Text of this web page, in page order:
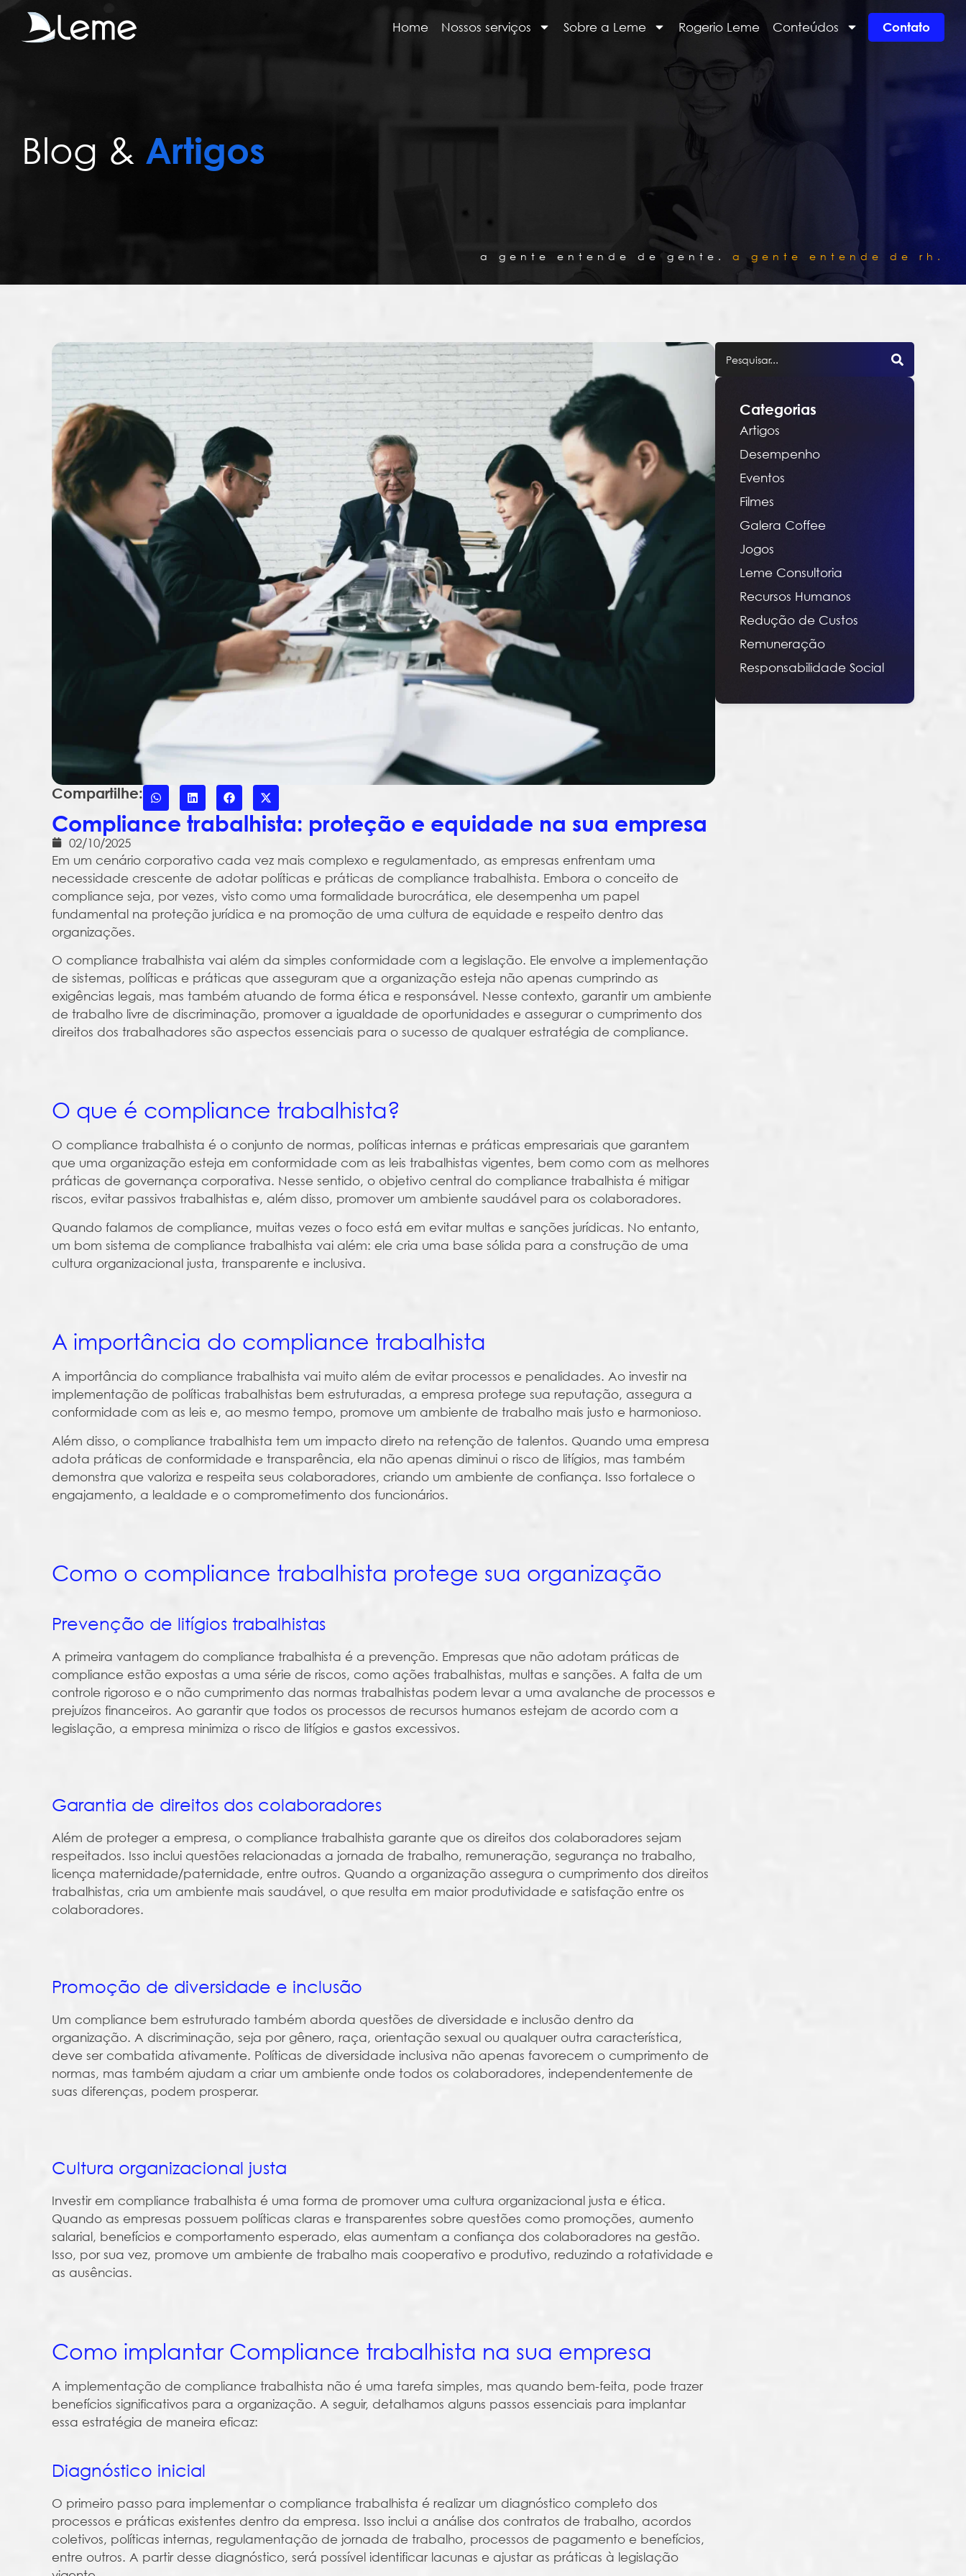
Home Nossos serviços Sobre a Leme Rogerio Leme Conteúdos Contato
Blog & Artigos
a gente entende de gente. a gente entende de rh.
Compartilhe:
Compliance trabalhista: proteção e equidade na sua empresa
02/10/2025
Em um cenário corporativo cada vez mais complexo e regulamentado, as empresas enfrentam uma
necessidade crescente de adotar políticas e práticas de compliance trabalhista. Embora o conceito de
compliance seja, por vezes, visto como uma formalidade burocrática, ele desempenha um papel
fundamental na proteção jurídica e na promoção de uma cultura de equidade e respeito dentro das
organizações.
O compliance trabalhista vai além da simples conformidade com a legislação. Ele envolve a implementação
de sistemas, políticas e práticas que asseguram que a organização esteja não apenas cumprindo as
exigências legais, mas também atuando de forma ética e responsável. Nesse contexto, garantir um ambiente
de trabalho livre de discriminação, promover a igualdade de oportunidades e assegurar o cumprimento dos
direitos dos trabalhadores são aspectos essenciais para o sucesso de qualquer estratégia de compliance.
O que é compliance trabalhista?
O compliance trabalhista é o conjunto de normas, políticas internas e práticas empresariais que garantem
que uma organização esteja em conformidade com as leis trabalhistas vigentes, bem como com as melhores
práticas de governança corporativa. Nesse sentido, o objetivo central do compliance trabalhista é mitigar
riscos, evitar passivos trabalhistas e, além disso, promover um ambiente saudável para os colaboradores.
Quando falamos de compliance, muitas vezes o foco está em evitar multas e sanções jurídicas. No entanto,
um bom sistema de compliance trabalhista vai além: ele cria uma base sólida para a construção de uma
cultura organizacional justa, transparente e inclusiva.
A importância do compliance trabalhista
A importância do compliance trabalhista vai muito além de evitar processos e penalidades. Ao investir na
implementação de políticas trabalhistas bem estruturadas, a empresa protege sua reputação, assegura a
conformidade com as leis e, ao mesmo tempo, promove um ambiente de trabalho mais justo e harmonioso.
Além disso, o compliance trabalhista tem um impacto direto na retenção de talentos. Quando uma empresa
adota práticas de conformidade e transparência, ela não apenas diminui o risco de litígios, mas também
demonstra que valoriza e respeita seus colaboradores, criando um ambiente de confiança. Isso fortalece o
engajamento, a lealdade e o comprometimento dos funcionários.
Como o compliance trabalhista protege sua organização
Prevenção de litígios trabalhistas
A primeira vantagem do compliance trabalhista é a prevenção. Empresas que não adotam práticas de
compliance estão expostas a uma série de riscos, como ações trabalhistas, multas e sanções. A falta de um
controle rigoroso e o não cumprimento das normas trabalhistas podem levar a uma avalanche de processos e
prejuízos financeiros. Ao garantir que todos os processos de recursos humanos estejam de acordo com a
legislação, a empresa minimiza o risco de litígios e gastos excessivos.
Garantia de direitos dos colaboradores
Além de proteger a empresa, o compliance trabalhista garante que os direitos dos colaboradores sejam
respeitados. Isso inclui questões relacionadas a jornada de trabalho, remuneração, segurança no trabalho,
licença maternidade/paternidade, entre outros. Quando a organização assegura o cumprimento dos direitos
trabalhistas, cria um ambiente mais saudável, o que resulta em maior produtividade e satisfação entre os
colaboradores.
Promoção de diversidade e inclusão
Um compliance bem estruturado também aborda questões de diversidade e inclusão dentro da
organização. A discriminação, seja por gênero, raça, orientação sexual ou qualquer outra característica,
deve ser combatida ativamente. Políticas de diversidade inclusiva não apenas favorecem o cumprimento de
normas, mas também ajudam a criar um ambiente onde todos os colaboradores, independentemente de
suas diferenças, podem prosperar.
Cultura organizacional justa
Investir em compliance trabalhista é uma forma de promover uma cultura organizacional justa e ética.
Quando as empresas possuem políticas claras e transparentes sobre questões como promoções, aumento
salarial, benefícios e comportamento esperado, elas aumentam a confiança dos colaboradores na gestão.
Isso, por sua vez, promove um ambiente de trabalho mais cooperativo e produtivo, reduzindo a rotatividade e
as ausências.
Como implantar Compliance trabalhista na sua empresa
A implementação de compliance trabalhista não é uma tarefa simples, mas quando bem-feita, pode trazer
benefícios significativos para a organização. A seguir, detalhamos alguns passos essenciais para implantar
essa estratégia de maneira eficaz:
Diagnóstico inicial
O primeiro passo para implementar o compliance trabalhista é realizar um diagnóstico completo dos
processos e práticas existentes dentro da empresa. Isso inclui a análise dos contratos de trabalho, acordos
coletivos, políticas internas, regulamentação de jornada de trabalho, processos de pagamento e benefícios,
entre outros. A partir desse diagnóstico, será possível identificar lacunas e ajustar as práticas à legislação
Categorias
Artigos
Desempenho
Eventos
Filmes
Galera Coffee
Jogos
Leme Consultoria
Recursos Humanos
Redução de Custos
Remuneração
Responsabilidade Social